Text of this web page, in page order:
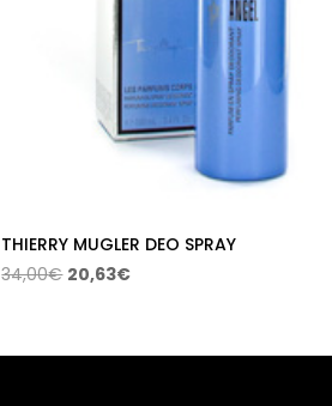
THIERRY MUGLER DEO SPRAY
34,00€ El
era:
20,63€El
es: